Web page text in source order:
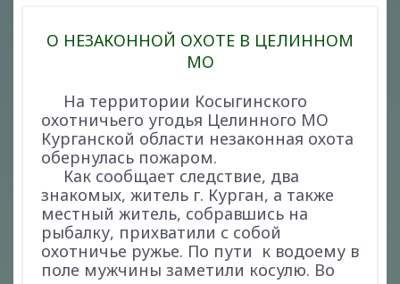
О НЕЗАКОННОЙ ОХОТЕ В ЦЕЛИННОМ
МО
На территории Косыгинского
охотничьего угодья Целинного МО
Курганской области незаконная охота
обернулась пожаром.
Как сообщает следствие, два
знакомых, житель г. Курган, а также
местный житель, собравшись на
рыбалку, прихватили с собой
охотничье ружье. По пути к водоему в
поле мужчины заметили косулю. Во